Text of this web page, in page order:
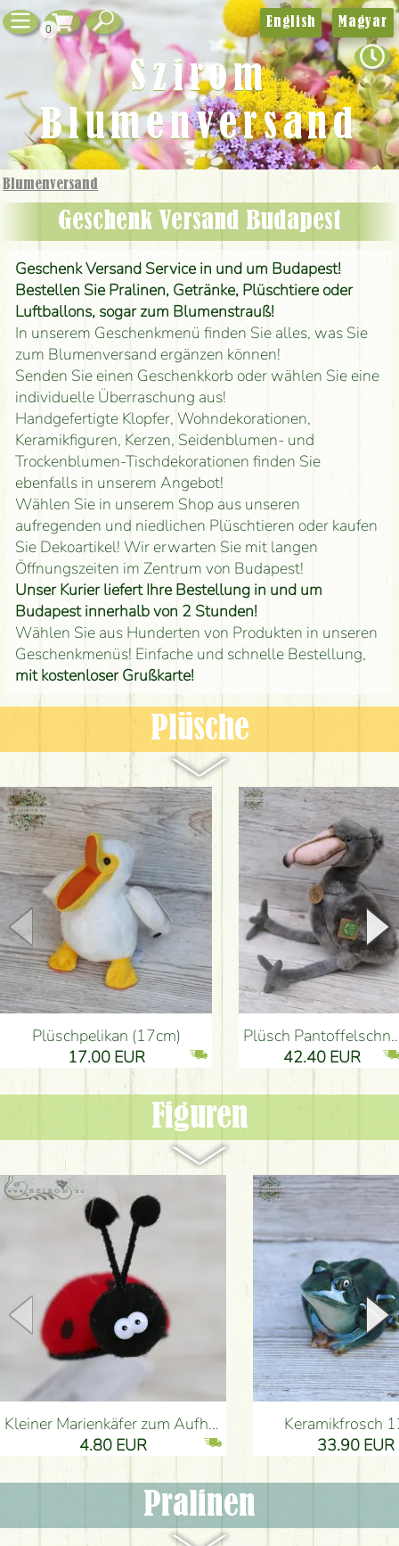
0
Blumenversand
Geschenk Versand Budapest
Geschenk Versand Service in und um Budapest!
Bestellen Sie Pralinen, Getränke, Plüschtiere oder
Luftballons, sogar zum Blumenstrauß!
In unserem Geschenkmenü finden Sie alles, was Sie
zum Blumenversand ergänzen können!
Senden Sie einen Geschenkkorb oder wählen Sie eine
individuelle Überraschung aus!
Handgefertigte Klopfer, Wohndekorationen,
Keramikfiguren, Kerzen, Seidenblumen- und
Trockenblumen-Tischdekorationen finden Sie
ebenfalls in unserem Angebot!
Wählen Sie in unserem Shop aus unseren
aufregenden und niedlichen Plüschtieren oder kaufen
Sie Dekoartikel! Wir erwarten Sie mit langen
Öffnungszeiten im Zentrum von Budapest!
Unser Kurier liefert Ihre Bestellung in und um
Budapest innerhalb von 2 Stunden!
Wählen Sie aus Hunderten von Produkten in unseren
Geschenkmenüs! Einfache und schnelle Bestellung,
mit kostenloser Grußkarte!
Plüsche
Plüschpelikan (17cm)
17.00 EUR
Plüsch Pantoffelschnabelvogel (30cm)
42.40 EUR
Figuren
kleiner Marienkäfer zum Aufhängen
4.80 EUR
Keramikfrosch
33.90 EUR
Pralinen
English Magyar
Szirom
Blumenversand